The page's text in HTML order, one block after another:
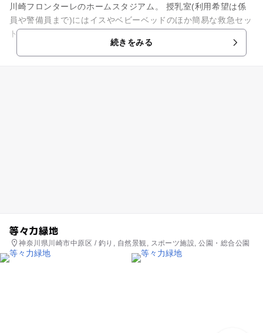
川崎フロンターレのホームスタジアム。 授乳室(利用希望は係
員や警備員まで)にはイスやベビーベッドのほか簡易な救急セッ
トも用意されているほか、場内3ヶ所にベビーカー置き場があ
続きをみる
等々力緑地
神奈川県川崎市中原区 / 釣り, 自然景観, スポーツ施設, 公園・総合公園